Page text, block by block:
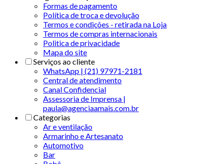
Formas de pagamento
Política de troca e devolução
Termos e condições - retirada na Loja
Termos de compras internacionais
Politica de privacidade
Mapa do site
Serviços ao cliente
WhatsApp | (21) 97971-2181
Central de atendimento
Canal Confidencial
Assessoria de Imprensa |
paula@agenciaamais.com.br
Categorias
Ar e ventilação
Armarinho e Artesanato
Automotivo
Bar